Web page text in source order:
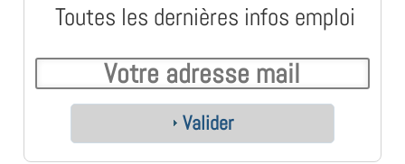
Toutes les dernières infos emploi
Valider